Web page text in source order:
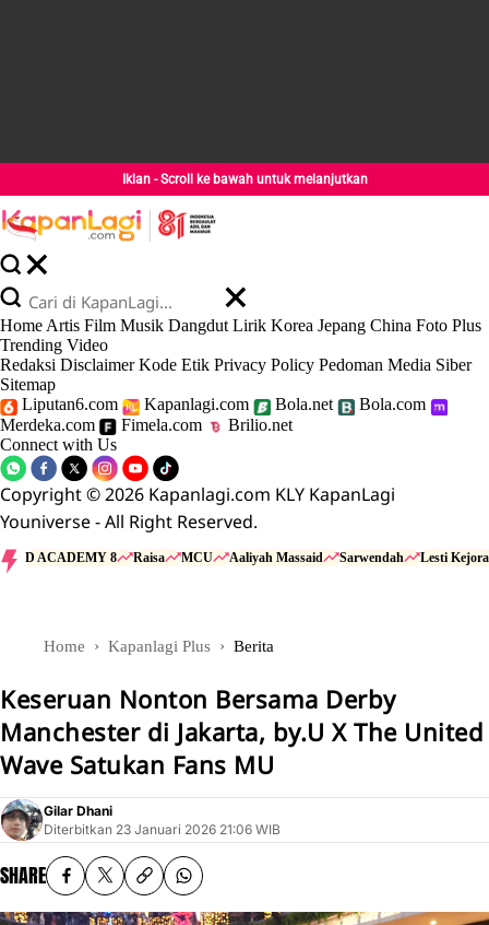
Iklan - Scroll ke bawah untuk melanjutkan
Home Artis Film Musik Dangdut Lirik Korea Jepang China Foto Plus
Trending Video
Redaksi Disclaimer Kode Etik Privacy Policy Pedoman Media Siber
Sitemap
Liputan6.com
Kapanlagi.com Bola.net
Bola.com
Merdeka.com
Fimela.com
Brilio.net
Connect with Us
Copyright © 2026 Kapanlagi.com KLY KapanLagi
Youniverse - All Right Reserved.
D ACADEMY 8 Raisa MCU Aaliyah Massaid Sarwendah Lesti Kejora
Home Kapanlagi Plus Berita
Keseruan Nonton Bersama Derby
Manchester di Jakarta, by.U X The United
Wave Satukan Fans MU
Gilar Dhani
Diterbitkan 23 Januari 2026 21:06 WIB
SHARE